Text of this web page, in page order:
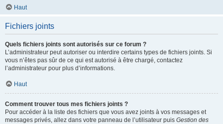
Haut
Fichiers joints
Quels fichiers joints sont autorisés sur ce forum ?
L’administrateur peut autoriser ou interdire certains types de fichiers joints. Si
vous n’êtes pas sûr de ce qui est autorisé à être chargé, contactez
l’administrateur pour plus d’informations.
Haut
Comment trouver tous mes fichiers joints ?
Pour accéder à la liste des fichiers que vous avez joints à vos messages et
messages privés, allez dans votre panneau de l’utilisateur puis Gestion des